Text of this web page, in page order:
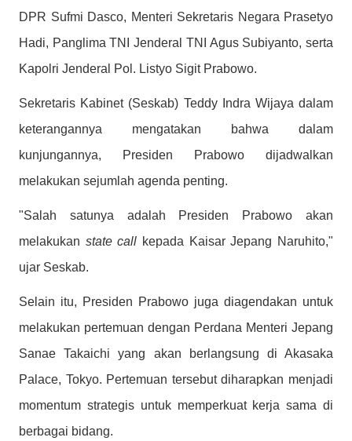
DPR Sufmi Dasco, Menteri Sekretaris Negara Prasetyo
Hadi, Panglima TNI Jenderal TNI Agus Subiyanto, serta
Kapolri Jenderal Pol. Listyo Sigit Prabowo.
Sekretaris Kabinet (Seskab) Teddy Indra Wijaya dalam
keterangannya mengatakan bahwa dalam
kunjungannya, Presiden Prabowo dijadwalkan
melakukan sejumlah agenda penting.
"Salah satunya adalah Presiden Prabowo akan
melakukan state call kepada Kaisar Jepang Naruhito,"
ujar Seskab.
Selain itu, Presiden Prabowo juga diagendakan untuk
melakukan pertemuan dengan Perdana Menteri Jepang
Sanae Takaichi yang akan berlangsung di Akasaka
Palace, Tokyo. Pertemuan tersebut diharapkan menjadi
momentum strategis untuk memperkuat kerja sama di
berbagai bidang.